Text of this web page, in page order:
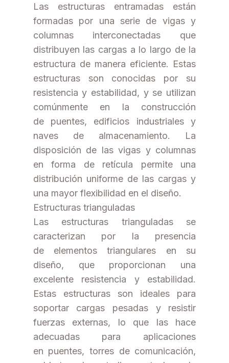
Las estructuras entramadas están
formadas por una serie de vigas y
columnas interconectadas que
distribuyen las cargas a lo largo de la
estructura de manera eficiente. Estas
estructuras son conocidas por su
resistencia y estabilidad, y se utilizan
comúnmente en la construcción
de puentes, edificios industriales y
naves de almacenamiento. La
disposición de las vigas y columnas
en forma de retícula permite una
distribución uniforme de las cargas y
una mayor flexibilidad en el diseño.
Estructuras trianguladas
Las estructuras trianguladas se
caracterizan por la presencia
de elementos triangulares en su
diseño, que proporcionan una
excelente resistencia y estabilidad.
Estas estructuras son ideales para
soportar cargas pesadas y resistir
fuerzas externas, lo que las hace
adecuadas para aplicaciones
en puentes, torres de comunicación,